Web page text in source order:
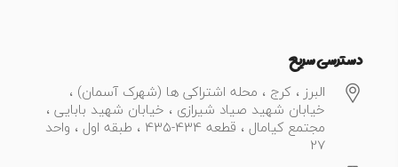
دسترسی سریع
البرز ، کرج ، محله اشتراکی ها (شهرک آسمان) ،
خیابان شهید صیاد شیرازی ، خیابان شهید بابایی ،
مجتمع کیامال ، قطعه 434-435 ، طبقه اول ، واحد
27